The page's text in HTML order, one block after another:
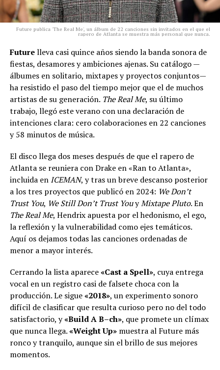
Future publica 'The Real Me', un álbum de 22 canciones sin invitados en el que el
rapero de Atlanta se muestra más personal que nunca.
Futurelleva casi quince años siendo la banda sonora de
fiestas, desamores y ambiciones ajenas. Su catálogo —
álbumes en solitario, mixtapes y proyectos conjuntos—
ha resistido el paso del tiempo mejor que el de muchos
artistas de su generación. The Real Me, su último
trabajo, llegó este verano con una declaración de
intenciones clara: cero colaboraciones en 22 canciones
y 58 minutos de música.
El disco llega dos meses después de que el rapero de
Atlanta se reuniera con Drake en «Ran to Atlanta»,
incluida en ICEMAN, y tras un breve descanso posterior
a los tres proyectos que publicó en 2024: We Don’t
Trust You, We Still Don’t Trust YouyMixtape Pluto. En
The Real Me, Hendrix apuesta por el hedonismo, el ego,
la reflexión y la vulnerabilidad como ejes temáticos.
Aquí os dejamos todas las canciones ordenadas de
menor a mayor interés.
Cerrando la lista aparece«Cast a Spell», cuya entrega
vocal en un registro casi de falsete choca con la
producción. Le sigue«2018», un experimento sonoro
difícil de clasificar que resulta curioso pero no del todo
satisfactorio, y«Build A B–ch», que promete un clímax
que nunca llega.«Weight Up» muestra al Future más
ronco y tranquilo, aunque sin el brillo de sus mejores
momentos.